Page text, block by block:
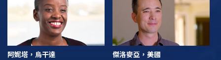
阿妮塔，烏干達 傑洛麥亞，美國